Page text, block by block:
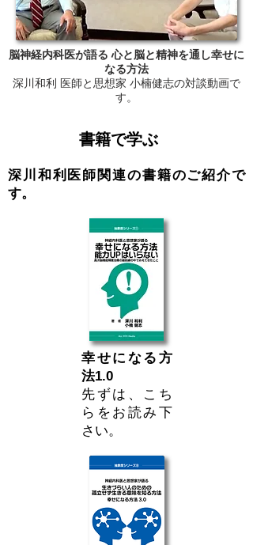
脳神経内科医が語る 心と脳と精神を通し幸せに
なる方法
​深川和利 医師と思想家 小楠健志の対談動画で
す。
書籍で学ぶ
深川和利医師関連の書籍のご紹介で
す。
幸せになる方
法1.0
先ずは、こち
らをお読み下
さい。